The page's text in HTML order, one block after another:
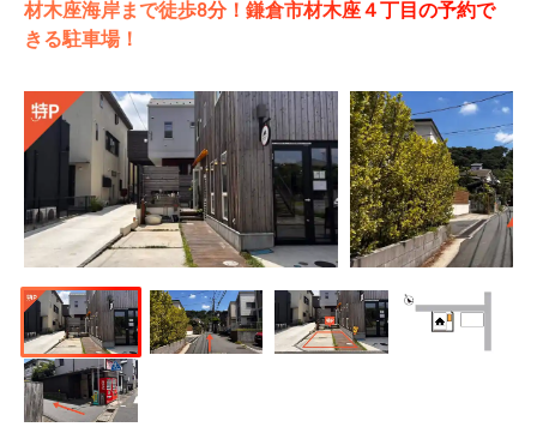
材木座海岸まで徒歩8分！鎌倉市材木座４丁目の予約で
きる駐車場！